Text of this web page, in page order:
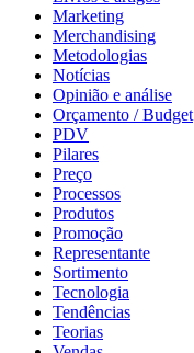
Marketing
Merchandising
Metodologias
Notícias
Opinião e análise
Orçamento / Budget
PDV
Pilares
Preço
Processos
Produtos
Promoção
Representante
Sortimento
Tecnologia
Tendências
Teorias